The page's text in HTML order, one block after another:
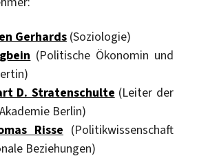
Gerhards(Soziologie)
(Politische Ökonomin und
D. Stratenschulte (Leiter der
Berlin)
Risse (Politikwissenschaft
Beziehungen)